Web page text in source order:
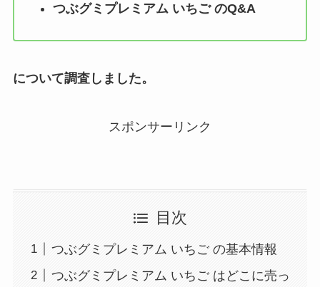
つぶグミプレミアム いちご のQ&A
について調査しました。
スポンサーリンク
目次
つぶグミプレミアム いちご の基本情報
つぶグミプレミアム いちご はどこに売っ